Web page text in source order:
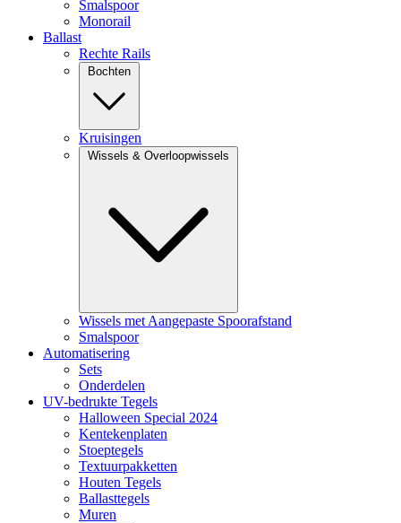
Smalspoor
Monorail
Ballast
Rechte Rails
Bochten
Kruisingen
Wissels & Overloopwissels
Wissels met Aangepaste Spoorafstand
Smalspoor
Automatisering
Sets
Onderdelen
UV-bedrukte Tegels
Halloween Special 2024
Kentekenplaten
Stoeptegels
Textuurpakketten
Houten Tegels
Ballasttegels
Muren